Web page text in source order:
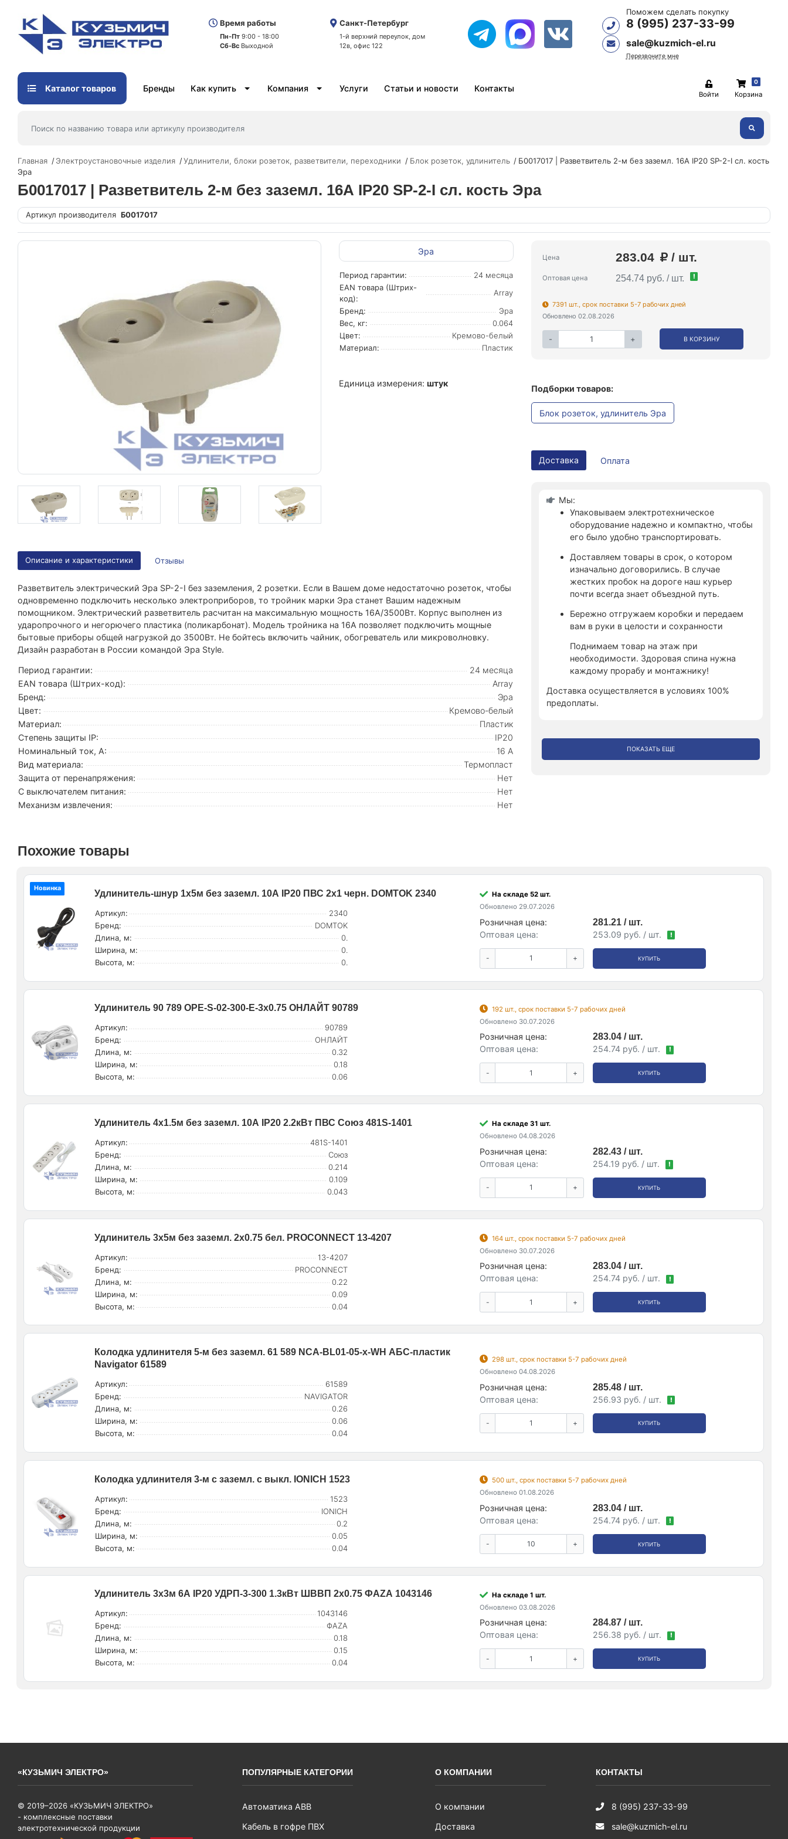
Время работы
Пн-Пт 9:00 - 18:00
Сб-Вс Выходной
Санкт-Петербург
1-й верхний переулок, дом
12в, офис 122
Поможем сделать покупку
8 (995) 237-33-99
sale@kuzmich-el.ru
Перезвоните мне
Каталог товаров Бренды Как купить Компания Услуги Статьи и новости Контакты
Войти
0
Корзина
Главная Электроустановочные изделия Удлинители, блоки розеток, разветвители, переходники Блок розеток, удлинитель
Б0017017 | Разветвитель 2-м без заземл. 16А IP20 SP-2-I сл. кость
Эра
Б0017017 | Разветвитель 2-м без заземл. 16А IP20 SP-2-I сл. кость Эра
Артикул производителя Б0017017
Эра
Период гарантии:
24 месяца
EAN товара (Штрих-
код):
Array
Бренд:
Эра
Вес, кг:
0.064
Цвет:
Кремово-белый
Материал:
Пластик
Единица измерения: штук
Цена 283.04 / шт.
Оптовая цена 254.74 руб. / шт. !
7391 шт., срок поставки 5-7 рабочих дней
Обновлено 02.08.2026
- + В КОРЗИНУ
Подборки товаров:
Блок розеток, удлинитель Эра
Доставка Оплата
Мы:
Упаковываем электротехническое
оборудование надежно и компактно, чтобы
его было удобно транспортировать.
Доставляем товары в срок, о котором
изначально договорились. В случае
жестких пробок на дороге наш курьер
почти всегда знает объездной путь.
Бережно отгружаем коробки и передаем
вам в руки в целости и сохранности
Поднимаем товар на этаж при
необходимости. Здоровая спина нужна
каждому прорабу и монтажнику!
Доставка осуществляется в условиях 100%
предоплаты.
ПОКАЗАТЬ ЕЩЕ
Описание и характеристики Отзывы
Разветвитель электрический Эра SP-2-I без заземления, 2 розетки. Если в Вашем доме недостаточно розеток, чтобы
одновременно подключить несколько электроприборов, то тройник марки Эра станет Вашим надежным
помощником. Электрический разветвитель расчитан на максимальную мощность 16А/3500Вт. Корпус выполнен из
ударопрочного и негорючего пластика (поликарбонат). Модель тройника на 16А позволяет подключить мощные
бытовые приборы общей нагрузкой до 3500Вт. Не бойтесь включить чайник, обогреватель или микроволновку.
Дизайн разработан в России командой Эра Style.
Период гарантии:
24 месяца
EAN товара (Штрих-код):
Array
Бренд:
Эра
Цвет:
Кремово-белый
Материал:
Пластик
Степень защиты IP:
IP20
Номинальный ток, А:
16 А
Вид материала:
Термопласт
Защита от перенапряжения:
Нет
С выключателем питания:
Нет
Механизм извлечения:
Нет
Похожие товары
Новинка
Удлинитель-шнур 1х5м без заземл. 10А IP20 ПВС 2х1 черн. DOMTOK 2340
Артикул:
2340
Бренд:
DOMTOK
Длина, м:
0.
Ширина, м:
0.
Высота, м:
0.
На складе 52 шт.
Обновлено 29.07.2026
Розничная цена:
281.21 / шт.
Оптовая цена:
253.09 руб. / шт. !
- + КУПИТЬ
Удлинитель 90 789 OPE-S-02-300-E-3x0.75 ОНЛАЙТ 90789
Артикул:
90789
Бренд:
ОНЛАЙТ
Длина, м:
0.32
Ширина, м:
0.18
Высота, м:
0.06
192 шт., срок поставки 5-7 рабочих дней
Обновлено 30.07.2026
Розничная цена:
283.04 / шт.
Оптовая цена:
254.74 руб. / шт. !
- + КУПИТЬ
Удлинитель 4х1.5м без заземл. 10А IP20 2.2кВт ПВС Союз 481S-1401
Артикул:
481S-1401
Бренд:
Союз
Длина, м:
0.214
Ширина, м:
0.109
Высота, м:
0.043
На складе 31 шт.
Обновлено 04.08.2026
Розничная цена:
282.43 / шт.
Оптовая цена:
254.19 руб. / шт. !
- + КУПИТЬ
Удлинитель 3х5м без заземл. 2х0.75 бел. PROCONNECT 13-4207
Артикул:
13-4207
Бренд:
PROCONNECT
Длина, м:
0.22
Ширина, м:
0.09
Высота, м:
0.04
164 шт., срок поставки 5-7 рабочих дней
Обновлено 30.07.2026
Розничная цена:
283.04 / шт.
Оптовая цена:
254.74 руб. / шт. !
- + КУПИТЬ
Колодка удлинителя 5-м без заземл. 61 589 NCA-BL01-05-х-WH АБС-пластик
Navigator 61589
Артикул:
61589
Бренд:
NAVIGATOR
Длина, м:
0.26
Ширина, м:
0.06
Высота, м:
0.04
298 шт., срок поставки 5-7 рабочих дней
Обновлено 04.08.2026
Розничная цена:
285.48 / шт.
Оптовая цена:
256.93 руб. / шт. !
- + КУПИТЬ
Колодка удлинителя 3-м с заземл. с выкл. IONICH 1523
Артикул:
1523
Бренд:
IONICH
Длина, м:
0.2
Ширина, м:
0.05
Высота, м:
0.04
500 шт., срок поставки 5-7 рабочих дней
Обновлено 01.08.2026
Розничная цена:
283.04 / шт.
Оптовая цена:
254.74 руб. / шт. !
- + КУПИТЬ
Удлинитель 3х3м 6А IP20 УДРП-3-300 1.3кВт ШВВП 2х0.75 ФАZА 1043146
Артикул:
1043146
Бренд:
ФАZА
Длина, м:
0.18
Ширина, м:
0.15
Высота, м:
0.04
На складе 1 шт.
Обновлено 03.08.2026
Розничная цена:
284.87 / шт.
Оптовая цена:
256.38 руб. / шт. !
- + КУПИТЬ
«КУЗЬМИЧ ЭЛЕКТРО»
© 2019–2026 «КУЗЬМИЧ ЭЛЕКТРО»
- комплексные поставки
электротехнической продукции
ПОПУЛЯРНЫЕ КАТЕГОРИИ
Автоматика ABB
Кабель в гофре ПВХ
О КОМПАНИИ
О компании
Доставка
КОНТАКТЫ
8 (995) 237-33-99
sale@kuzmich-el.ru